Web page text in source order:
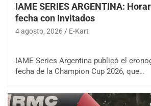
IAME SERIES ARGENTINA:
fecha con Invitados
4 agosto, 2026 E-Kart
IAME Series Argentina publicó el
fecha de la Champion Cup 2026, que…